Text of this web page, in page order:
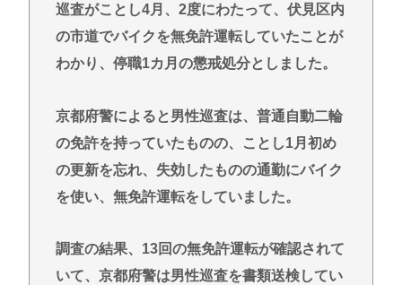
は…」[8/6]
の無職男（34）、独断で治療中断-危険運転致死罪適
ディズニーのおいなり巻（600円）、卑猥すぎて賛否
両論www
Powered by livedoor 相互RSS
巡査がことし4月、2度にわたって、伏見区内
の市道でバイクを無免許運転していたことが
わかり、停職1カ月の懲戒処分としました。
京都府警によると男性巡査は、普通自動二輪
の免許を持っていたものの、ことし1月初め
の更新を忘れ、失効したものの通勤にバイク
を使い、無免許運転をしていました。
調査の結果、13回の無免許運転が確認されて
いて、京都府警は男性巡査を書類送検してい